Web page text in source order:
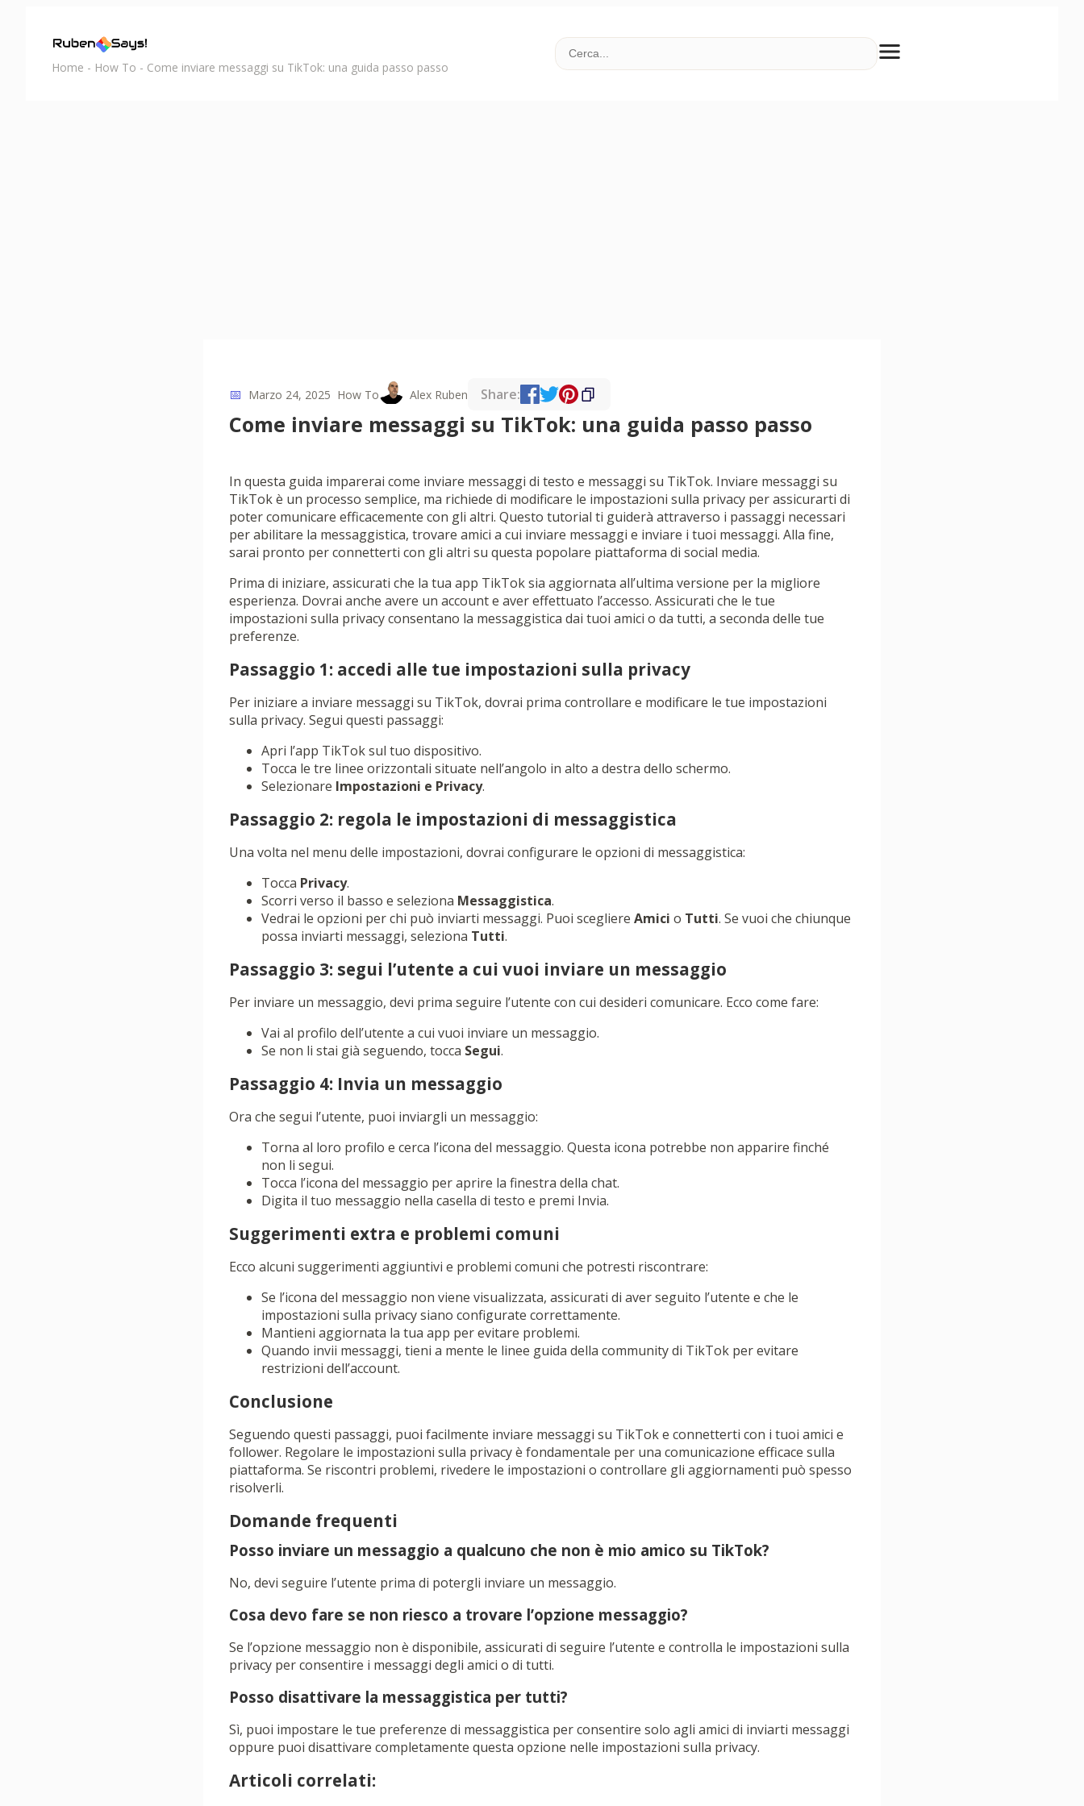
Home - How To - Come inviare messaggi su TikTok: una guida passo passo
📅 Marzo 24, 2025 How To Alex Ruben Share:
Come inviare messaggi su TikTok: una guida passo passo
In questa guida imparerai come inviare messaggi di testo e messaggi su TikTok. Inviare messaggi su
TikTok è un processo semplice, ma richiede di modificare le impostazioni sulla privacy per assicurarti di
poter comunicare efficacemente con gli altri. Questo tutorial ti guiderà attraverso i passaggi necessari
per abilitare la messaggistica, trovare amici a cui inviare messaggi e inviare i tuoi messaggi. Alla fine,
sarai pronto per connetterti con gli altri su questa popolare piattaforma di social media.
Prima di iniziare, assicurati che la tua app TikTok sia aggiornata all’ultima versione per la migliore
esperienza. Dovrai anche avere un account e aver effettuato l’accesso. Assicurati che le tue
impostazioni sulla privacy consentano la messaggistica dai tuoi amici o da tutti, a seconda delle tue
preferenze.
Passaggio 1: accedi alle tue impostazioni sulla privacy
Per iniziare a inviare messaggi su TikTok, dovrai prima controllare e modificare le tue impostazioni
sulla privacy. Segui questi passaggi:
Apri l’app TikTok sul tuo dispositivo.
Tocca le tre linee orizzontali situate nell’angolo in alto a destra dello schermo.
Selezionare Impostazioni e Privacy.
Passaggio 2: regola le impostazioni di messaggistica
Una volta nel menu delle impostazioni, dovrai configurare le opzioni di messaggistica:
Tocca Privacy.
Scorri verso il basso e seleziona Messaggistica.
Vedrai le opzioni per chi può inviarti messaggi. Puoi scegliere Amici o Tutti. Se vuoi che chiunque
possa inviarti messaggi, seleziona Tutti.
Passaggio 3: segui l’utente a cui vuoi inviare un messaggio
Per inviare un messaggio, devi prima seguire l’utente con cui desideri comunicare. Ecco come fare:
Vai al profilo dell’utente a cui vuoi inviare un messaggio.
Se non li stai già seguendo, tocca Segui.
Passaggio 4: Invia un messaggio
Ora che segui l’utente, puoi inviargli un messaggio:
Torna al loro profilo e cerca l’icona del messaggio. Questa icona potrebbe non apparire finché
non li segui.
Tocca l’icona del messaggio per aprire la finestra della chat.
Digita il tuo messaggio nella casella di testo e premi Invia.
Suggerimenti extra e problemi comuni
Ecco alcuni suggerimenti aggiuntivi e problemi comuni che potresti riscontrare:
Se l’icona del messaggio non viene visualizzata, assicurati di aver seguito l’utente e che le
impostazioni sulla privacy siano configurate correttamente.
Mantieni aggiornata la tua app per evitare problemi.
Quando invii messaggi, tieni a mente le linee guida della community di TikTok per evitare
restrizioni dell’account.
Conclusione
Seguendo questi passaggi, puoi facilmente inviare messaggi su TikTok e connetterti con i tuoi amici e
follower. Regolare le impostazioni sulla privacy è fondamentale per una comunicazione efficace sulla
piattaforma. Se riscontri problemi, rivedere le impostazioni o controllare gli aggiornamenti può spesso
risolverli.
Domande frequenti
Posso inviare un messaggio a qualcuno che non è mio amico su TikTok?
No, devi seguire l’utente prima di potergli inviare un messaggio.
Cosa devo fare se non riesco a trovare l’opzione messaggio?
Se l’opzione messaggio non è disponibile, assicurati di seguire l’utente e controlla le impostazioni sulla
privacy per consentire i messaggi degli amici o di tutti.
Posso disattivare la messaggistica per tutti?
Sì, puoi impostare le tue preferenze di messaggistica per consentire solo agli amici di inviarti messaggi
oppure puoi disattivare completamente questa opzione nelle impostazioni sulla privacy.
Articoli correlati: